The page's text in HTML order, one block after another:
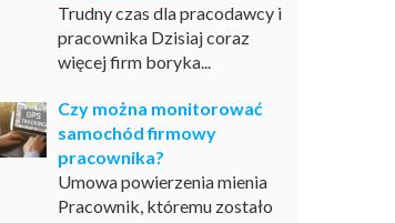
Trudny czas dla pracodawcy i
pracownika Dzisiaj coraz
więcej firm boryka...
Czy można monitorować
samochód firmowy
pracownika?
Umowa powierzenia mienia
Pracownik, któremu zostało